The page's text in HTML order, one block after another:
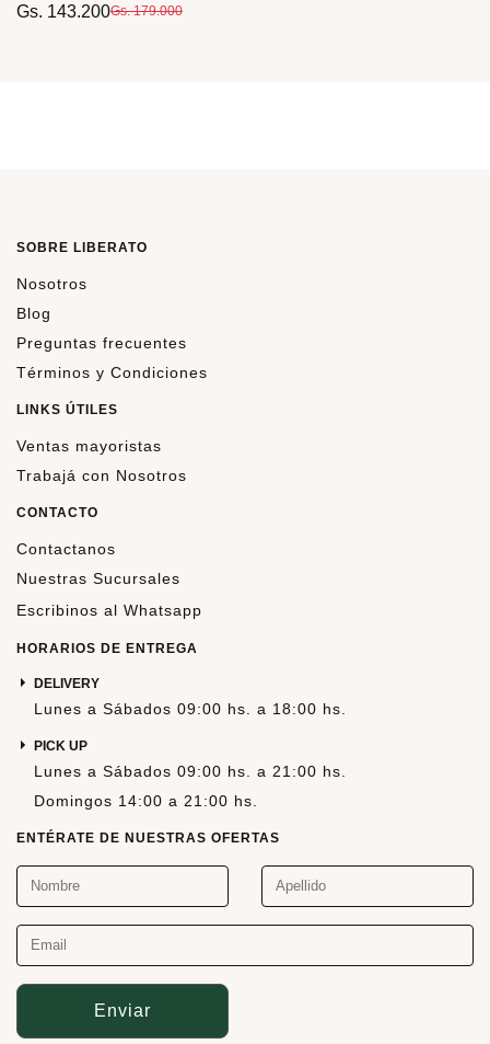
Gs. 143.200Gs. 179.000
SOBRE LIBERATO
Nosotros
Blog
Preguntas frecuentes
Términos y Condiciones
LINKS ÚTILES
Ventas mayoristas
Trabajá con Nosotros
CONTACTO
Contactanos
Nuestras Sucursales
Escribinos al Whatsapp
HORARIOS DE ENTREGA
DELIVERY
Lunes a Sábados 09:00 hs. a 18:00 hs.
PICK UP
Lunes a Sábados 09:00 hs. a 21:00 hs.
Domingos 14:00 a 21:00 hs.
ENTÉRATE DE NUESTRAS OFERTAS
Enviar